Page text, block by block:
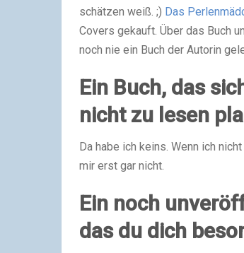
schätzen weiß. ;) Das
Covers gekauft. Über das Buch
noch nie ein Buch der Autorin
Ein Buch, das
nicht zu lesen
Da habe ich keins. Wenn ich
mir erst gar nicht.
Ein noch
das du dich